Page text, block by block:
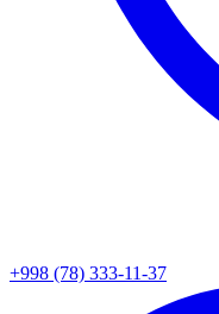
+998 (78) 333-11-37